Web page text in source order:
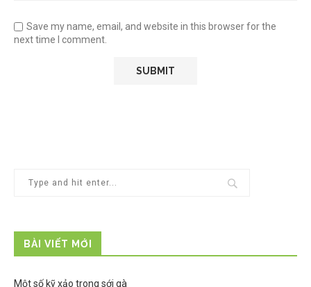
Save my name, email, and website in this browser for the
next time I comment.
BÀI VIẾT MỚI
Một số kỹ xảo trong sới gà